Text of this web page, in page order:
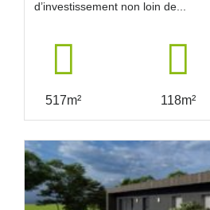
d’investissement non loin de...
517m² 118m²